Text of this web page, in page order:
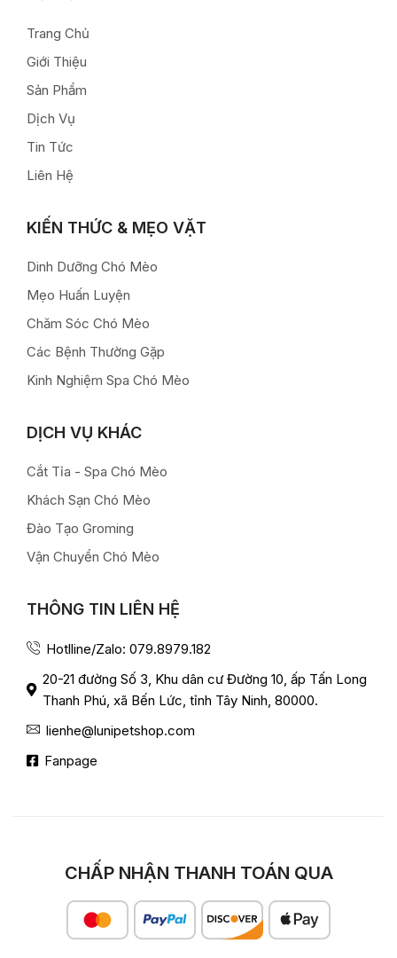
Trang Chủ
Giới Thiệu
Sản Phẩm
Dịch Vụ
Tin Tức
Liên Hệ
KIẾN THỨC & MẸO VẶT
Dinh Dưỡng Chó Mèo
Mẹo Huấn Luyện
Chăm Sóc Chó Mèo
Các Bệnh Thường Gặp
Kinh Nghiệm Spa Chó Mèo
DỊCH VỤ KHÁC
Cắt Tỉa - Spa Chó Mèo
Khách Sạn Chó Mèo
Đào Tạo Groming
Vận Chuyển Chó Mèo
THÔNG TIN LIÊN HỆ
Hotlline/Zalo: 079.8979.182
20-21 đường Số 3, Khu dân cư Đường 10, ấp Tấn Long
Thanh Phú, xã Bến Lức, tỉnh Tây Ninh, 80000.
lienhe@lunipetshop.com
Fanpage
CHẤP NHẬN THANH TOÁN QUA